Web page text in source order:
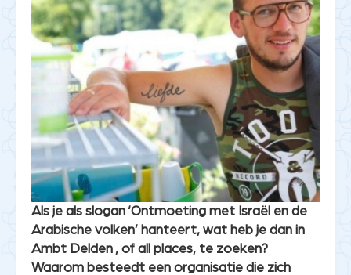
Als je als slogan ‘Ontmoeting met Israël en de
Arabische volken’ hanteert, wat heb je dan in
Ambt Delden , of all places, te zoeken?
Waarom besteedt een organisatie die zich